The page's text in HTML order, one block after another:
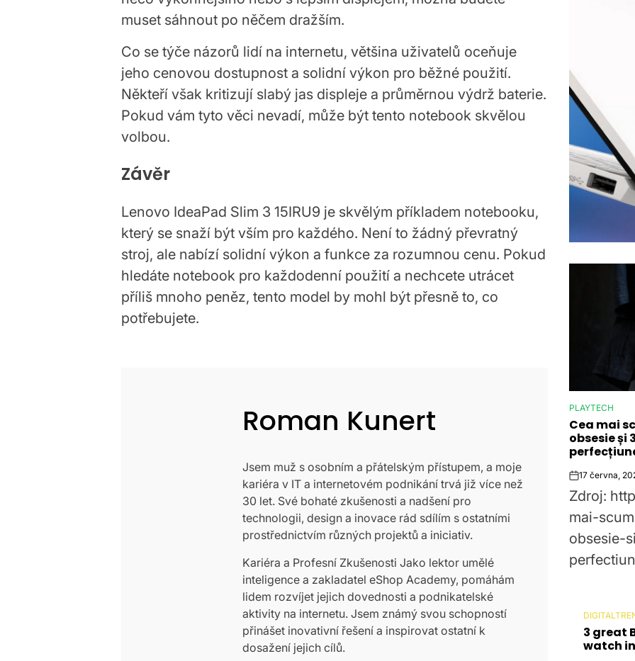
muset sáhnout po něčem dražším.
Co se týče názorů lidí na internetu, většina uživatelů oceňuje
jeho cenovou dostupnost a solidní výkon pro běžné použití.
Někteří však kritizují slabý jas displeje a průměrnou výdrž baterie.
Pokud vám tyto věci nevadí, může být tento notebook skvělou
volbou.
Závěr
Lenovo IdeaPad Slim 3 15IRU9 je skvělým příkladem notebooku,
který se snaží být vším pro každého. Není to žádný převratný
stroj, ale nabízí solidní výkon a funkce za rozumnou cenu. Pokud
hledáte notebook pro každodenní použití a nechcete utrácet
příliš mnoho peněz, tento model by mohl být přesně to, co
potřebujete.
Roman Kunert
Jsem muž s osobním a přátelským přístupem, a moje
kariéra v IT a internetovém podnikání trvá již více než
30 let. Své bohaté zkušenosti a nadšení pro
technologii, design a inovace rád sdílím s ostatními
prostřednictvím různých projektů a iniciativ.
Kariéra a Profesní Zkušenosti Jako lektor umělé
inteligence a zakladatel eShop Academy, pomáhám
lidem rozvíjet jejich dovednosti a podnikatelské
aktivity na internetu. Jsem známý svou schopností
přinášet inovativní řešení a inspirovat ostatní k
dosažení jejich cílů.
POSTED
IN
PLAYTECH
Cea mai
obsesie și
Post
Date
17 června,
Zdroj:
mai-
obsesie-
POSTED
IN
3 great
watch